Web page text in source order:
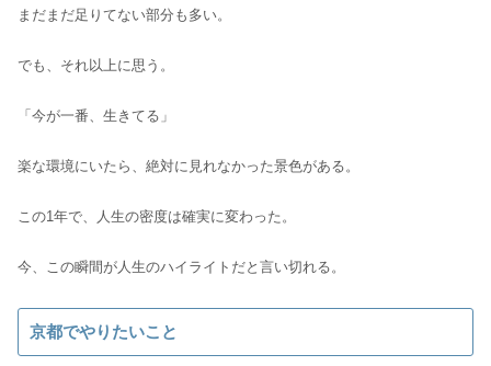
まだまだ足りてない部分も多い。
でも、それ以上に思う。
「今が一番、生きてる」
楽な環境にいたら、絶対に見れなかった景色がある。
この1年で、人生の密度は確実に変わった。
今、この瞬間が人生のハイライトだと言い切れる。
京都でやりたいこと